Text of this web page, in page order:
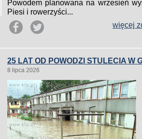
Powodem planowana na wrzesień
Piesi i rowerzyści...
więcej
25 LAT OD POWODZI STULECIA W
8 lipca 2026